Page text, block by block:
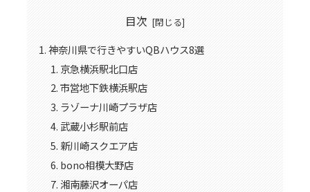
目次
神奈川県で行きやすいQBハウス8選
京急横浜駅北口店
市営地下鉄横浜駅店
ラゾーナ川崎プラザ店
武蔵小杉駅前店
新川崎スクエア店
bono相模大野店
湘南藤沢オーパ店